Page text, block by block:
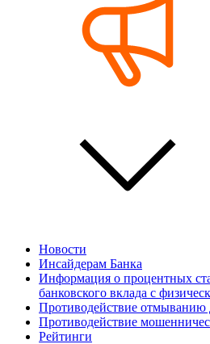
Новости
Инсайдерам Банка
Информация о процентных
банковского вклада с
Противодействие отмыванию
Противодействие
Рейтинги